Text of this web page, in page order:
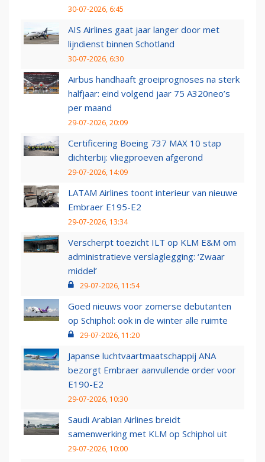
30-07-2026, 6:45
AIS Airlines gaat jaar langer door met
lijndienst binnen Schotland
30-07-2026, 6:30
Airbus handhaaft groeiprognoses na sterk
halfjaar: eind volgend jaar 75 A320neo’s
per maand
29-07-2026, 20:09
Certificering Boeing 737 MAX 10 stap
dichterbij: vliegproeven afgerond
29-07-2026, 14:09
LATAM Airlines toont interieur van nieuwe
Embraer E195-E2
29-07-2026, 13:34
Verscherpt toezicht ILT op KLM E&M om
administratieve verslaglegging: ‘Zwaar
middel’
29-07-2026, 11:54
Goed nieuws voor zomerse debutanten
op Schiphol: ook in de winter alle ruimte
29-07-2026, 11:20
Japanse luchtvaartmaatschappij ANA
bezorgt Embraer aanvullende order voor
E190-E2
29-07-2026, 10:30
Saudi Arabian Airlines breidt
samenwerking met KLM op Schiphol uit
29-07-2026, 10:00